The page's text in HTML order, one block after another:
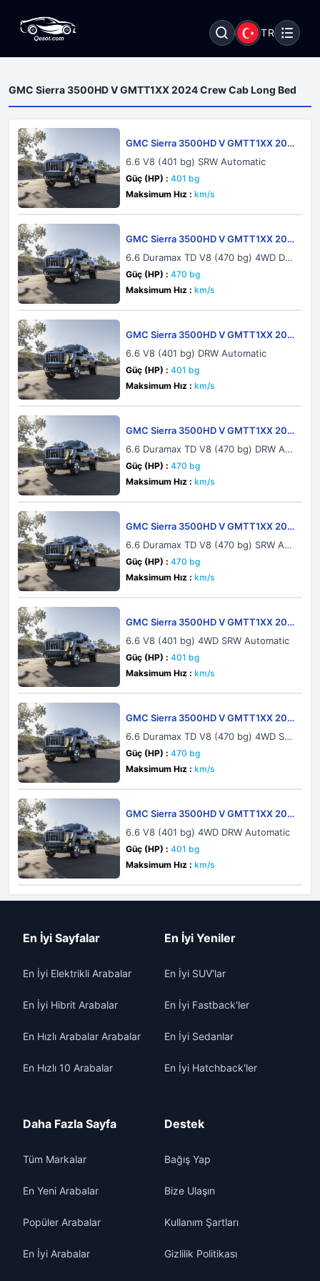
TR
GMC Sierra 3500HD V GMTT1XX 2024 Crew Cab Long Bed
GMC Sierra 3500HD V GMTT1XX 202
4 Crew Cab Long Bed
6.6 V8 (401 bg) SRW Automatic
Güç (HP) : 401 bg
Maksimum Hız : km/s
GMC Sierra 3500HD V GMTT1XX 202
4 Crew Cab Long Bed
6.6 Duramax TD V8 (470 bg) 4WD DR
W Automatic
Güç (HP) : 470 bg
Maksimum Hız : km/s
GMC Sierra 3500HD V GMTT1XX 202
4 Crew Cab Long Bed
6.6 V8 (401 bg) DRW Automatic
Güç (HP) : 401 bg
Maksimum Hız : km/s
GMC Sierra 3500HD V GMTT1XX 202
4 Crew Cab Long Bed
6.6 Duramax TD V8 (470 bg) DRW Aut
omatic
Güç (HP) : 470 bg
Maksimum Hız : km/s
GMC Sierra 3500HD V GMTT1XX 202
4 Crew Cab Long Bed
6.6 Duramax TD V8 (470 bg) SRW Aut
omatic
Güç (HP) : 470 bg
Maksimum Hız : km/s
GMC Sierra 3500HD V GMTT1XX 202
4 Crew Cab Long Bed
6.6 V8 (401 bg) 4WD SRW Automatic
Güç (HP) : 401 bg
Maksimum Hız : km/s
GMC Sierra 3500HD V GMTT1XX 202
4 Crew Cab Long Bed
6.6 Duramax TD V8 (470 bg) 4WD SR
W Automatic
Güç (HP) : 470 bg
Maksimum Hız : km/s
GMC Sierra 3500HD V GMTT1XX 202
4 Crew Cab Long Bed
6.6 V8 (401 bg) 4WD DRW Automatic
Güç (HP) : 401 bg
Maksimum Hız : km/s
En İyi Sayfalar
En İyi Elektrikli Arabalar
En İyi Hibrit Arabalar
En Hızlı Arabalar Arabalar
En Hızlı 10 Arabalar
En İyi Yeniler
En İyi SUV'lar
En İyi Fastback'ler
En İyi Sedanlar
En İyi Hatchback'ler
Daha Fazla Sayfa
Tüm Markalar
En Yeni Arabalar
Popüler Arabalar
En İyi Arabalar
Destek
Bağış Yap
Bize Ulaşın
Kullanım Şartları
Gizlilik Politikası